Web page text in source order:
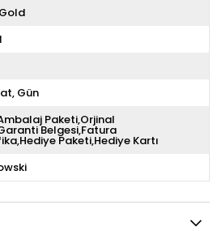
Gün
Paketi,Orjinal
Belgesi,Fatura
Paketi,Hediye Kartı